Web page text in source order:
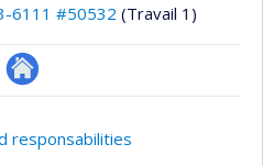
6111 #50532 (Travail 1)
Autre
web
responsabilities